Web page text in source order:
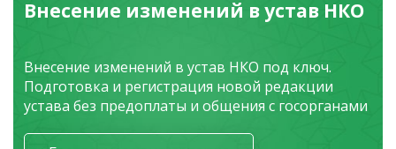
Внесение изменений в устав НКО
Внесение изменений в устав НКО под ключ.
Подготовка и регистрация новой редакции
устава без предоплаты и общения с госорганами